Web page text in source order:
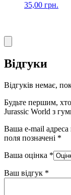
35,00 грн.
Відгуки
Відгуків немає,
Будьте першим,
Jurassic World з
Ваша e-mail
поля позначені *
Ваша оцінка *
Ваш відгук *